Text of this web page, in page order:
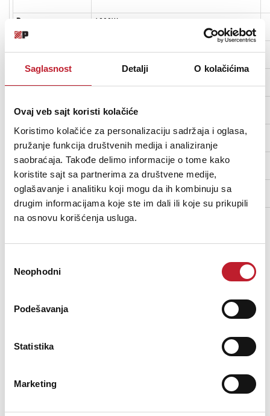
Saglasnost Detalji O kolačićima
Ovaj veb sajt koristi kolačiće
Koristimo kolačiće za personalizaciju sadržaja i oglasa,
pružanje funkcija društvenih medija i analiziranje
saobraćaja. Takođe delimo informacije o tome kako
koristite sajt sa partnerima za društvene medije,
oglašavanje i analitiku koji mogu da ih kombinuju sa
drugim informacijama koje ste im dali ili koje su prikupili
na osnovu korišćenja usluga.
сагласности
Neophodni
Podešavanja
Statistika
Marketing
Power 1200W
Tank capacity: 5L
Output: 60 Cubic Meters
Control mode: DMX512 Ciruitry Control Remote Control
Opis nije dostupan